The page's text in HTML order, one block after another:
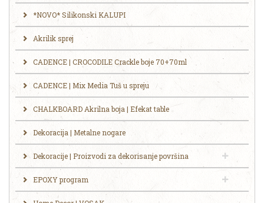
*NOVO* Silikonski KALUPI
Akrilik sprej
CADENCE | CROCODILE Crackle boje 70+70ml
CADENCE | Mix Media Tuš u spreju
CHALKBOARD Akrilna boja | Efekat table
Dekoracija | Metalne nogare
Dekoracije | Proizvodi za dekorisanje površina
EPOXY program